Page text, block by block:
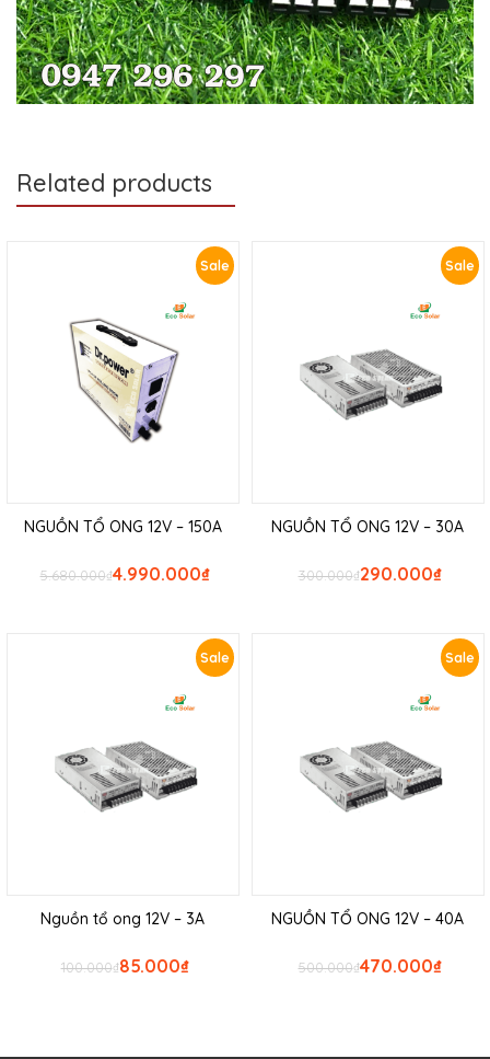
Related products
Sale
NGUỒN TỔ ONG 12V – 150A
₫
5.680.000 ₫
4.990.000
Sale
NGUỒN TỔ ONG 12V – 30A
₫
300.000 ₫
290.000
Sale
Nguồn tổ ong 12V – 3A
₫
100.000 ₫
85.000
Sale
NGUỒN TỔ ONG 12V – 40A
₫
500.000 ₫
470.000